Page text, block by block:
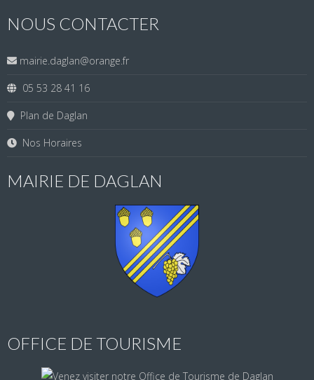
NOUS CONTACTER
mairie.daglan@orange.fr
05 53 28 41 16
Plan de Daglan
Nos Horaires
MAIRIE DE DAGLAN
OFFICE DE TOURISME